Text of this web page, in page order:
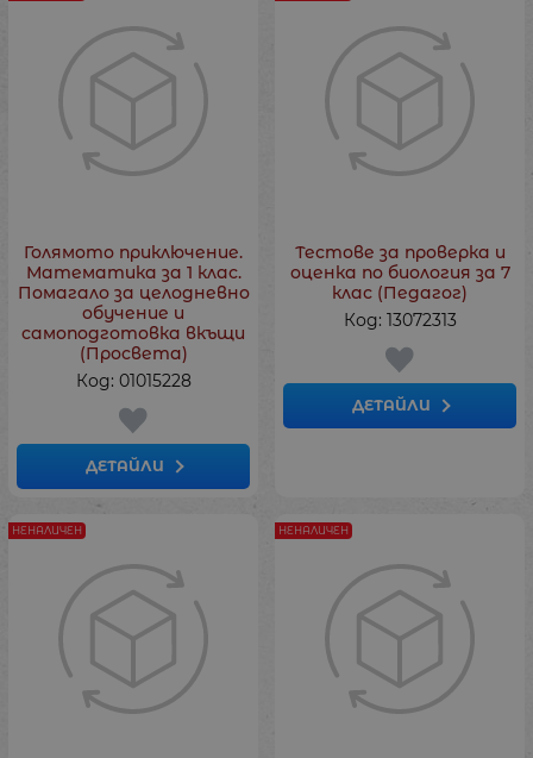
Голямото приключение.
Математика за 1 клас.
Помагало за целодневно
обучение и
самоподготовка вкъщи
(Просвета)
Код: 01015228
ДЕТАЙЛИ
Тестове за проверка и
оценка по биология за 7
клас (Педагог)
Код: 13072313
ДЕТАЙЛИ
НЕНАЛИЧЕН НЕНАЛИЧЕН